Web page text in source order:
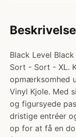
Beskrivelse
Black Level
Sort - Sort - XL.
opmærksomhed
Vinyl Kjole. Med
og figursyede
dristige entréer
op for at få en